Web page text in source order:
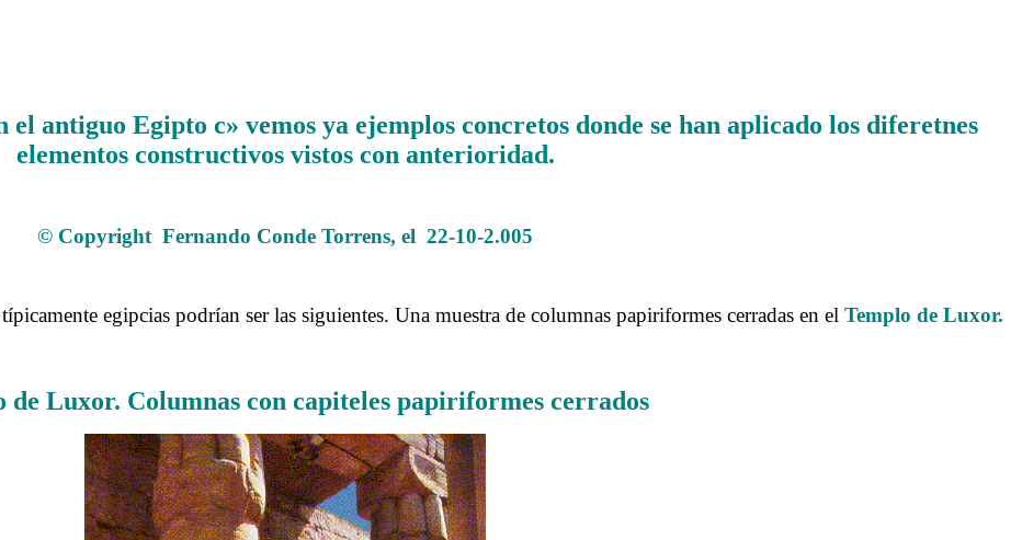
antiguo Egipto c» vemos ya ejemplos concretos donde se han aplicado los diferetnes
elementos constructivos vistos con anterioridad.
© Copyright Fernando Conde Torrens, el 22-10-2.005
egipcias podrían ser las siguientes. Una muestra de columnas papiriformes cerradas en el Templo de Luxor.
de Luxor. Columnas con capiteles papiriformes cerrados